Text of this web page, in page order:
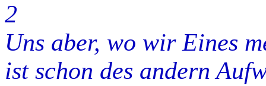
2
Uns aber, wo wir Eines
ist schon des andern